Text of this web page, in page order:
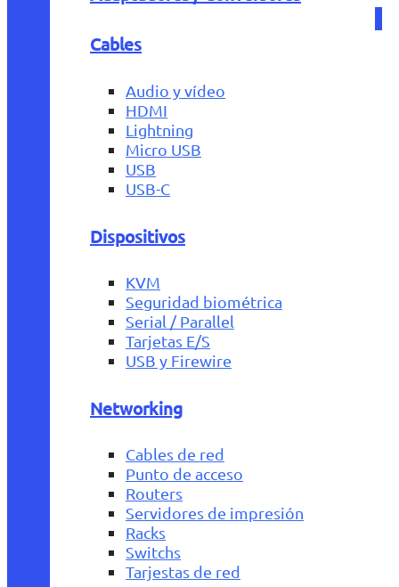
Cables
Audio y vídeo
HDMI
Lightning
Micro USB
USB
USB-C
Dispositivos
KVM
Seguridad biométrica
Serial / Parallel
Tarjetas E/S
USB y Firewire
Networking
Cables de red
Punto de acceso
Routers
Servidores de impresión
Racks
Switchs
Tarjestas de red